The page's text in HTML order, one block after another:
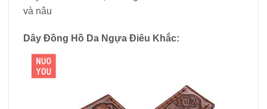
và nâu
Dây Đồng Hồ Da Ngựa Điêu Khắc: